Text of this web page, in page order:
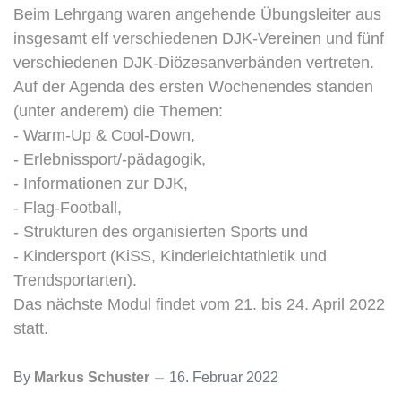
Beim Lehrgang waren angehende Übungsleiter aus
insgesamt elf verschiedenen DJK-Vereinen und fünf
verschiedenen DJK-Diözesanverbänden vertreten.
Auf der Agenda des ersten Wochenendes standen
(unter anderem) die Themen:
- Warm-Up & Cool-Down,
- Erlebnissport/-pädagogik,
- Informationen zur DJK,
- Flag-Football,
- Strukturen des organisierten Sports und
- Kindersport (KiSS, Kinderleichtathletik und
Trendsportarten).
Das nächste Modul findet vom 21. bis 24. April 2022
statt.
By Markus Schuster 16. Februar 2022